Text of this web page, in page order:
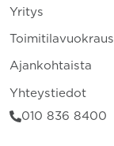
Yritys
Toimitilavuokraus
Ajankohtaista
Yhteystiedot
010 836 8400